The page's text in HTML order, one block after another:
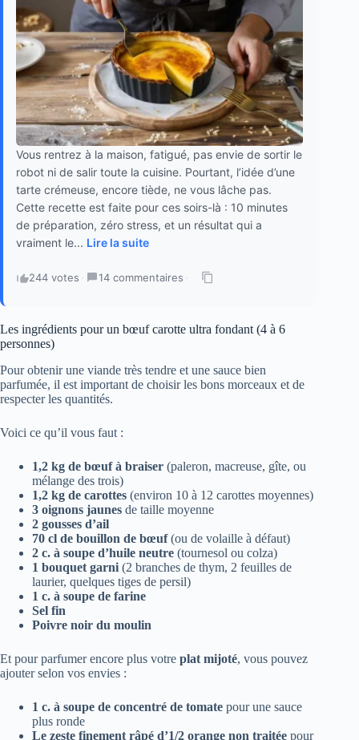
Vous rentrez à la maison, fatigué, pas envie de sortir le
robot ni de salir toute la cuisine. Pourtant, l’idée d’une
tarte crémeuse, encore tiède, ne vous lâche pas.
Cette recette est faite pour ces soirs-là : 10 minutes
de préparation, zéro stress, et un résultat qui a
vraiment le... Lire la suite
244 votes · 14 commentaires ·
Les ingrédients pour un bœuf carotte ultra fondant (4 à 6
personnes)
Pour obtenir une viande très tendre et une sauce bien
parfumée, il est important de choisir les bons morceaux et de
respecter les quantités.
Voici ce qu’il vous faut :
1,2 kg de bœuf à braiser (paleron, macreuse, gîte, ou
mélange des trois)
1,2 kg de carottes (environ 10 à 12 carottes moyennes)
3 oignons jaunes de taille moyenne
2 gousses d’ail
70 cl de bouillon de bœuf(ou de volaille à défaut)
2 c. à soupe d’huile neutre (tournesol ou colza)
1 bouquet garni (2 branches de thym, 2 feuilles de
laurier, quelques tiges de persil)
1 c. à soupe de farine
Sel fin
Poivre noir du moulin
Et pour parfumer encore plus votre plat mijoté, vous pouvez
ajouter selon vos envies :
1 c. à soupe de concentré de tomate pour une sauce
plus ronde
Le zeste finement râpé d’1/2 orange non traitée pour